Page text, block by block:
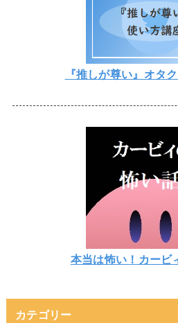
『推しが尊い』オタ
本当は怖い！カービ
カテゴリー